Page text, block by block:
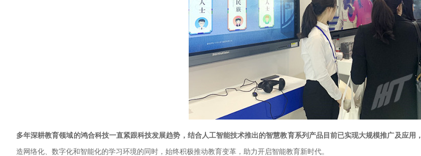
多年深耕教育领域的鸿合科技一直紧跟科技发展趋势，结合人工智能技术推出的智慧教育系列产品目前已实现大规模推广及应用，
造网络化、数字化和智能化的学习环境的同时，始终积极推动教育变革，助力开启智能教育新时代。